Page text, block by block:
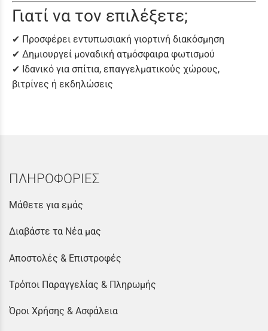
Γιατί να τον επιλέξετε;
✔ Προσφέρει εντυπωσιακή γιορτινή διακόσμηση
✔ Δημιουργεί μοναδική ατμόσφαιρα φωτισμού
✔ Ιδανικό για σπίτια, επαγγελματικούς χώρους,
βιτρίνες ή εκδηλώσεις
ΠΛΗΡΟΦΟΡΙΕΣ
Μάθετε για εμάς
Διαβάστε τα Νέα μας
Αποστολές & Επιστροφές
Τρόποι Παραγγελίας & Πληρωμής
Όροι Χρήσης & Ασφάλεια